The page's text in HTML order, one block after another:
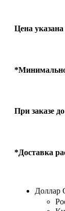
Цена
При заказе
*Доставка
Доллар